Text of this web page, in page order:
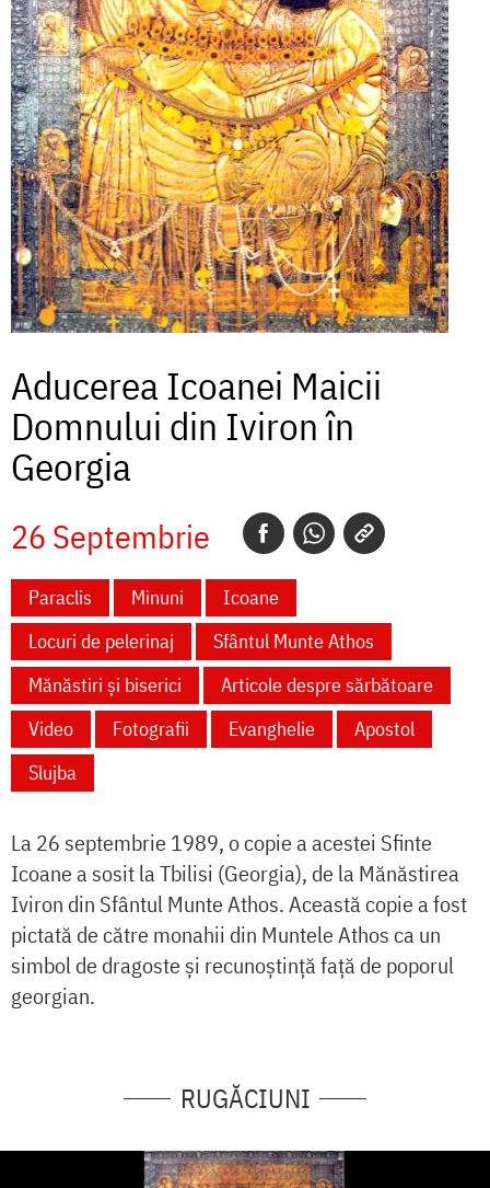
Aducerea Icoanei Maicii
Domnului din Iviron în
Georgia
26 Septembrie
Paraclis Minuni
Icoane
Locuri de pelerinaj
Sfântul Munte Athos
Mănăstiri și biserici
Articole despre sărbătoare
Video
Fotografii Evanghelie
Apostol
Slujba
La 26 septembrie 1989, o copie a acestei Sfinte
Icoane a sosit la Tbilisi (Georgia), de la Mănăstirea
Iviron din Sfântul Munte Athos. Această copie a fost
pictată de către monahii din Muntele Athos ca un
simbol de dragoste și recunoștință față de poporul
georgian.
RUGĂCIUNI